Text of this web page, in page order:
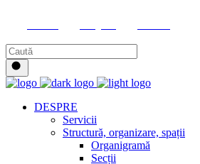
DESPRE
Servicii
Structură, organizare, spații
Organigramă
Secții